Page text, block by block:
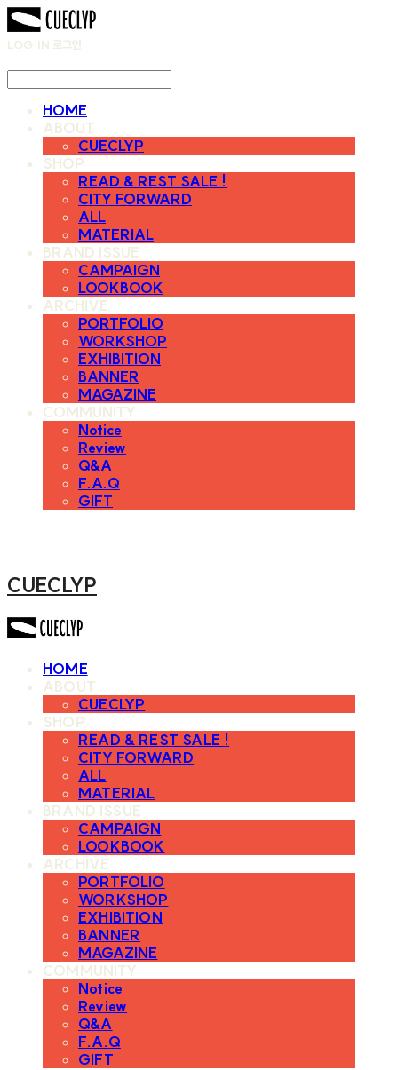
LOG IN 로그인
HOME
ABOUT
CUECLYP
SHOP
READ & REST SALE !
CITY FORWARD
ALL
MATERIAL
BRAND ISSUE
CAMPAIGN
LOOKBOOK
ARCHIVE
PORTFOLIO
WORKSHOP
EXHIBITION
BANNER
MAGAZINE
COMMUNITY
Notice
Review
Q&A
F.A.Q
GIFT
CUECLYP
HOME
ABOUT
CUECLYP
SHOP
READ & REST SALE !
CITY FORWARD
ALL
MATERIAL
BRAND ISSUE
CAMPAIGN
LOOKBOOK
ARCHIVE
PORTFOLIO
WORKSHOP
EXHIBITION
BANNER
MAGAZINE
COMMUNITY
Notice
Review
Q&A
F.A.Q
GIFT